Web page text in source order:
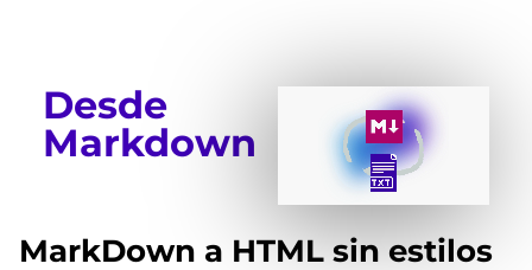
Desde
Markdown
MarkDown a HTML sin estilos